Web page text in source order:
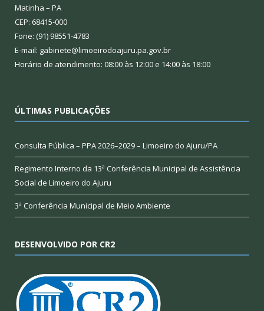
Matinha – PA
CEP: 68415-000
Fone: (91) 98551-4783
E-mail: gabinete@limoeirodoajuru.pa.gov.br
Horário de atendimento: 08:00 às 12:00 e 14:00 às 18:00
ÚLTIMAS PUBLICAÇÕES
Consulta Pública – PPA 2026–2029 – Limoeiro do Ajuru/PA
Regimento Interno da 13ª Conferência Municipal de Assistência
Social de Limoeiro do Ajuru
3ª Conferência Municipal de Meio Ambiente
DESENVOLVIDO POR CR2